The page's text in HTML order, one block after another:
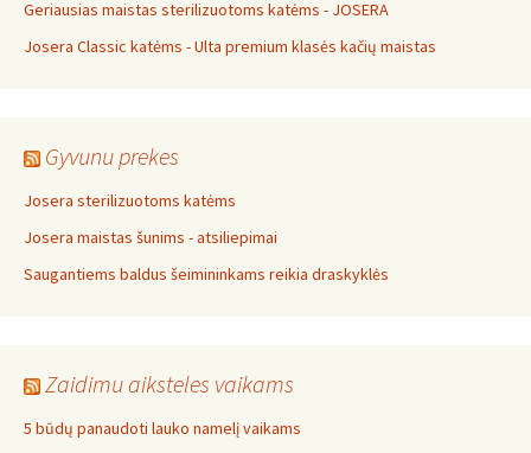
Geriausias maistas sterilizuotoms katėms - JOSERA
Josera Classic katėms - Ulta premium klasės kačių maistas
Gyvunu prekes
Josera sterilizuotoms katėms
Josera maistas šunims - atsiliepimai
Saugantiems baldus šeimininkams reikia draskyklės
Zaidimu aiksteles vaikams
5 būdų panaudoti lauko namelį vaikams